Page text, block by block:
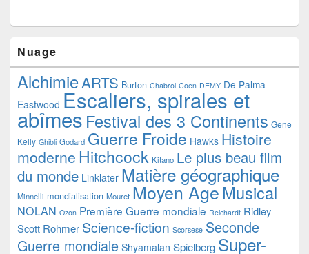
Nuage
AlchimieARTS Burton Chabrol Coen DEMY De Palma
Eastwood Escaliers, spirales et
abîmes Festival des 3 Continents Gene
Kelly Ghibli Godard Guerre Froide Hawks Histoire
moderne Hitchcock Kitano Le plus beau film
du monde Linklater Matière géographique
Minnelli mondialisation Mouret Moyen AgeMusical
NOLAN Ozon Première Guerre mondiale Reichardt Ridley
Scott Rohmer Science-fiction Scorsese Seconde
Guerre mondiale Shyamalan Spielberg Super-